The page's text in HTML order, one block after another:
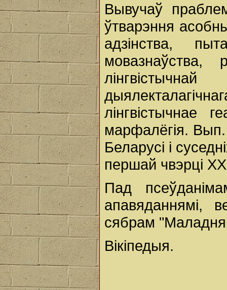
Вывучаў
ўтварэння
адзінства,
мовазнаўства,
лінгвістычнае
марфалёгія.
Беларусі і
першай чвэрці
Пад
апавяданнямі,
сябрам
Вікіпедыя.